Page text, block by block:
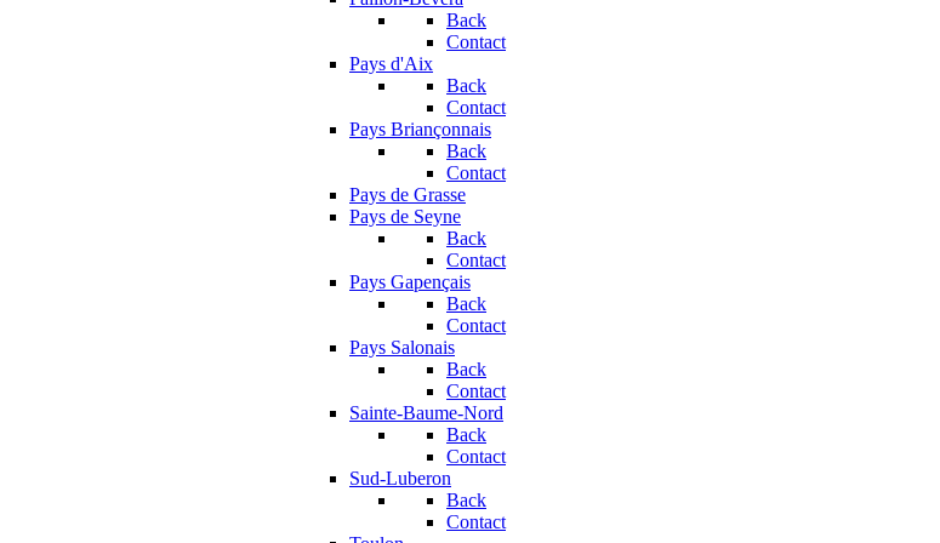
Back
Contact
Pays d'Aix
Back
Contact
Pays Briançonnais
Back
Contact
Pays de Grasse
Pays de Seyne
Back
Contact
Pays Gapençais
Back
Contact
Pays Salonais
Back
Contact
Sainte-Baume-Nord
Back
Contact
Sud-Luberon
Back
Contact